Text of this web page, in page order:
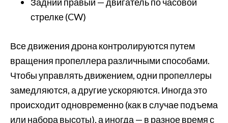
стрелке (CW)
Все движения дрона контролируются путем
вращения пропеллера различными способами.
Чтобы управлять движением, одни пропеллеры
замедляются, а другие ускоряются. Иногда это
происходит одновременно (как в случае подъема
или набора высоты), а иногда — в разное время с